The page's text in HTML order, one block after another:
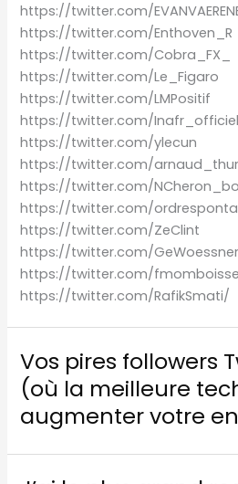
https://twitter.com/
https://twitter.com/Enthoven_R
https://twitter.com/Cobra_FX_
https://twitter.com/Le_Figaro
https://twitter.com/LMPositif
https://twitter.com/Inafr_officiel
https://twitter.com/ylecun
https://twitter.com/
https://twitter.com/
https://twitter.com/
https://twitter.com/ZeClint
https://twitter.com/GeWoessner
https://twitter.com/fmomboisse
https://twitter.com/RafikSmati/
Vos pires followers
(où la meilleure
augmenter votre